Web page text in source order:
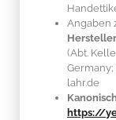
Angaben
(Abt.
lahr.de
https://